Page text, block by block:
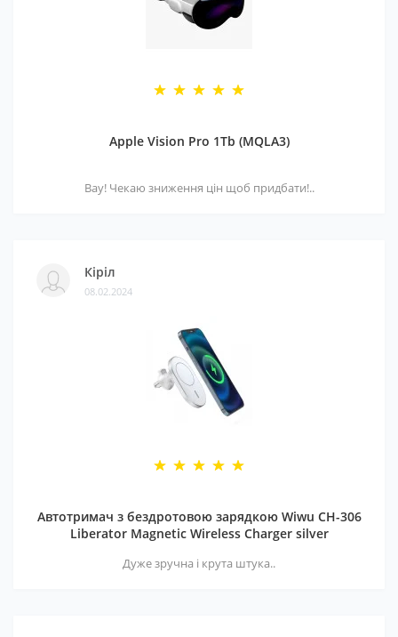
Apple Vision Pro 1Tb (MQLA3)
Вау! Чекаю зниження цін щоб придбати!..
Кіріл
08.02.2024
Автотримач з бездротовою зарядкою Wiwu CH-306
Liberator Magnetic Wireless Charger silver
Дуже зручна і крута штука..